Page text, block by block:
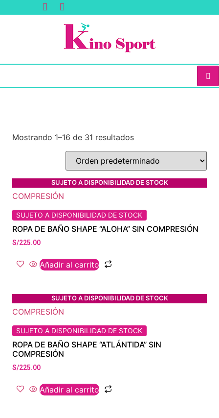
Mostrando 1–16 de 31 resultados
SUJETO A DISPONIBILIDAD DE STOCK
SUJETO A DISPONIBILIDAD DE STOCK
ROPA DE BAÑO SHAPE “ALOHA” SIN COMPRESIÓN
S/225.00
Añadir al carrito
SUJETO A DISPONIBILIDAD DE STOCK
SUJETO A DISPONIBILIDAD DE STOCK
ROPA DE BAÑO SHAPE “ATLÁNTIDA” SIN
COMPRESIÓN
S/225.00
Añadir al carrito